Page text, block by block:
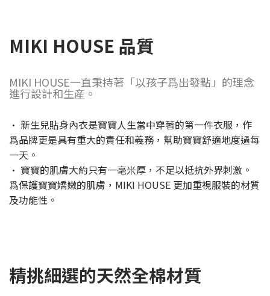
MIKI HOUSE 品質
MIKI HOUSE一直秉持著「以孩子爲出發點」的理念
進行設計和生産。
· 新生兒貼身內衣是寶寶人生當中穿著的第一件衣服，作
爲品牌更是具有重大的責任和義務，幫助寶寶舒適地度過每
一天。
· 寶寶的肌膚大約只有一毫米厚，不足以抵抗外界刺激。
爲保護寶寶嬌嫩的肌膚，MIKI HOUSE 更加重視服裝的材質
及功能性。
精挑細選的天然全棉材質